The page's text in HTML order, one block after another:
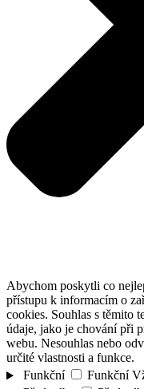
Abychom poskytli co
přístupu k informacím o
cookies. Souhlas s těmito
údaje, jako je chování při
webu. Nesouhlas nebo
určité vlastnosti a funkce.
Funkční
Funkční